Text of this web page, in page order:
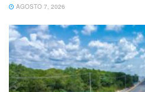
AGOSTO 7, 2026